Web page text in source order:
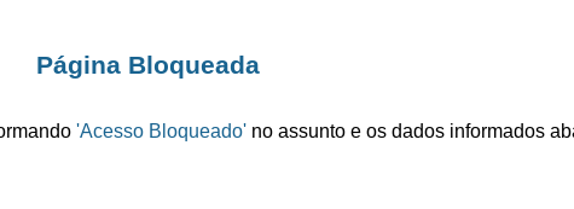
Página Bloqueada
'Acesso Bloqueado' no assunto e os dados informados